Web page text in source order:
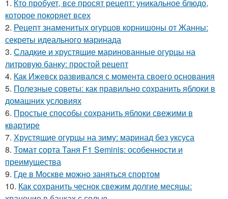
1. Кто пробует, все просят рецепт: уникальное блюдо,
которое покоряет всех
2. Рецепт знаменитых огурцов корнишоны от Жанны:
секреты идеального маринада
3. Сладкие и хрустящие маринованные огурцы на
литровую банку: простой рецепт
4. Как Ижевск развивался с момента своего основания
5. Полезные советы: как правильно сохранить яблоки в
домашних условиях
6. Простые способы сохранить яблоки свежими в
квартире
7. Хрустящие огурцы на зиму: маринад без уксуса
8. Томат сорта Таня F1 Seminis: особенности и
преимущества
9. Где в Москве можно заняться спортом
10. Как сохранить чеснок свежим долгие месяцы: